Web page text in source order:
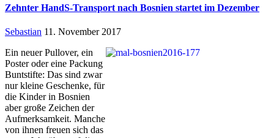
Zehnter HandS-Transport nach Bosnien startet im Dezember
Sebastian 11. November 2017
Ein neuer Pullover, ein
Poster oder eine Packung
Buntstifte: Das sind zwar
nur kleine Geschenke, für
die Kinder in Bosnien
aber große Zeichen der
Aufmerksamkeit. Manche
von ihnen freuen sich das